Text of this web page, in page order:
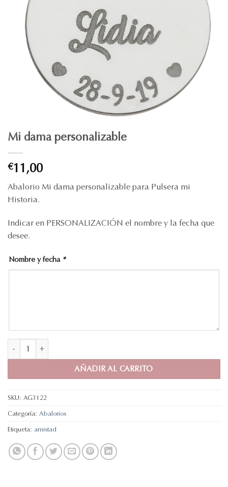
Mi dama personalizable
€11,00
Abalorio Mi dama personalizable para Pulsera mi
Historia.
Indicar en PERSONALIZACIÓN el nombre y la fecha que
desee.
Nombre y fecha *
Mi dama personalizable cantidad
AÑADIR AL CARRITO
SKU: AG3122
Categoría: Abalorios
Etiqueta: amistad